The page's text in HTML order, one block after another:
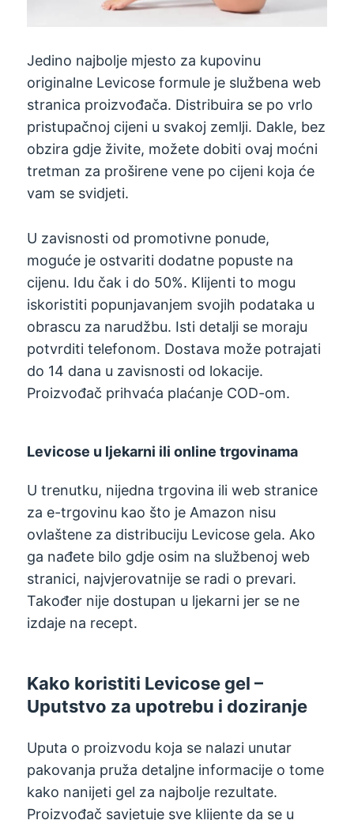
Jedino najbolje mjesto za kupovinu
originalne Levicose formule je službena web
stranica proizvođača. Distribuira se po vrlo
pristupačnoj cijeni u svakoj zemlji. Dakle, bez
obzira gdje živite, možete dobiti ovaj moćni
tretman za proširene vene po cijeni koja će
vam se svidjeti.
U zavisnosti od promotivne ponude,
moguće je ostvariti dodatne popuste na
cijenu. Idu čak i do 50%. Klijenti to mogu
iskoristiti popunjavanjem svojih podataka u
obrascu za narudžbu. Isti detalji se moraju
potvrditi telefonom. Dostava može potrajati
do 14 dana u zavisnosti od lokacije.
Proizvođač prihvaća plaćanje COD-om.
Levicose u ljekarni ili online trgovinama
U trenutku, nijedna trgovina ili web stranice
za e-trgovinu kao što je Amazon nisu
ovlaštene za distribuciju Levicose gela. Ako
ga nađete bilo gdje osim na službenoj web
stranici, najvjerovatnije se radi o prevari.
Također nije dostupan u ljekarni jer se ne
izdaje na recept.
Kako koristiti Levicose gel –
Uputstvo za upotrebu i doziranje
Uputa o proizvodu koja se nalazi unutar
pakovanja pruža detaljne informacije o tome
kako nanijeti gel za najbolje rezultate.
Proizvođač savjetuje sve klijente da se u